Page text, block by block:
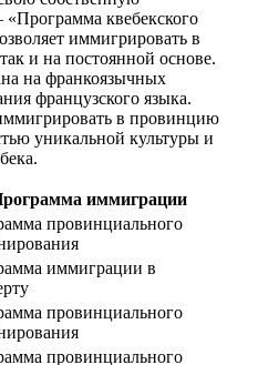
квебекского
иммигрировать в
и на постоянной основе.
на франкоязычных
французского языка.
в провинцию
уникальной культуры и
иммиграции
провинциального
иммиграции в
провинциального
провинциального